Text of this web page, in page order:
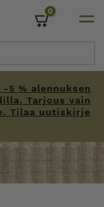
5 % alennuksen
Tarjous vain
Tilaa uutiskirje
0